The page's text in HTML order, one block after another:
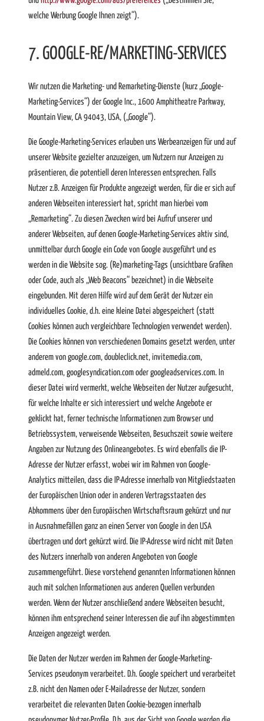
welche Werbung Google Ihnen zeigt“).
7. GOOGLE-RE/MARKETING-SERVICES
Wir nutzen die Marketing- und Remarketing-Dienste (kurz „Google-
Marketing-Services“) der Google Inc., 1600 Amphitheatre Parkway,
Mountain View, CA 94043, USA, („Google“).
Die Google-Marketing-Services erlauben uns Werbeanzeigen für und auf
unserer Website gezielter anzuzeigen, um Nutzern nur Anzeigen zu
präsentieren, die potentiell deren Interessen entsprechen. Falls
Nutzer z.B. Anzeigen für Produkte angezeigt werden, für die er sich auf
anderen Webseiten interessiert hat, spricht man hierbei vom
„Remarketing“. Zu diesen Zwecken wird bei Aufruf unserer und
anderer Webseiten, auf denen Google-Marketing-Services aktiv sind,
unmittelbar durch Google ein Code von Google ausgeführt und es
werden in die Website sog. (Re)marketing-Tags (unsichtbare Grafiken
oder Code, auch als „Web Beacons“ bezeichnet) in die Webseite
eingebunden. Mit deren Hilfe wird auf dem Gerät der Nutzer ein
individuelles Cookie, d.h. eine kleine Datei abgespeichert (statt
Cookies können auch vergleichbare Technologien verwendet werden).
Die Cookies können von verschiedenen Domains gesetzt werden, unter
anderem von google.com, doubleclick.net, invitemedia.com,
admeld.com, googlesyndication.com oder googleadservices.com. In
dieser Datei wird vermerkt, welche Webseiten der Nutzer aufgesucht,
für welche Inhalte er sich interessiert und welche Angebote er
geklickt hat, ferner technische Informationen zum Browser und
Betriebssystem, verweisende Webseiten, Besuchszeit sowie weitere
Angaben zur Nutzung des Onlineangebotes. Es wird ebenfalls die IP-
Adresse der Nutzer erfasst, wobei wir im Rahmen von Google-
Analytics mitteilen, dass die IP-Adresse innerhalb von Mitgliedstaaten
der Europäischen Union oder in anderen Vertragsstaaten des
Abkommens über den Europäischen Wirtschaftsraum gekürzt und nur
in Ausnahmefällen ganz an einen Server von Google in den USA
übertragen und dort gekürzt wird. Die IP-Adresse wird nicht mit Daten
des Nutzers innerhalb von anderen Angeboten von Google
zusammengeführt. Diese vorstehend genannten Informationen können
auch mit solchen Informationen aus anderen Quellen verbunden
werden. Wenn der Nutzer anschließend andere Webseiten besucht,
können ihm entsprechend seiner Interessen die auf ihn abgestimmten
Anzeigen angezeigt werden.
Die Daten der Nutzer werden im Rahmen der Google-Marketing-
Services pseudonym verarbeitet. D.h. Google speichert und verarbeitet
z.B. nicht den Namen oder E-Mailadresse der Nutzer, sondern
verarbeitet die relevanten Daten Cookie-bezogen innerhalb